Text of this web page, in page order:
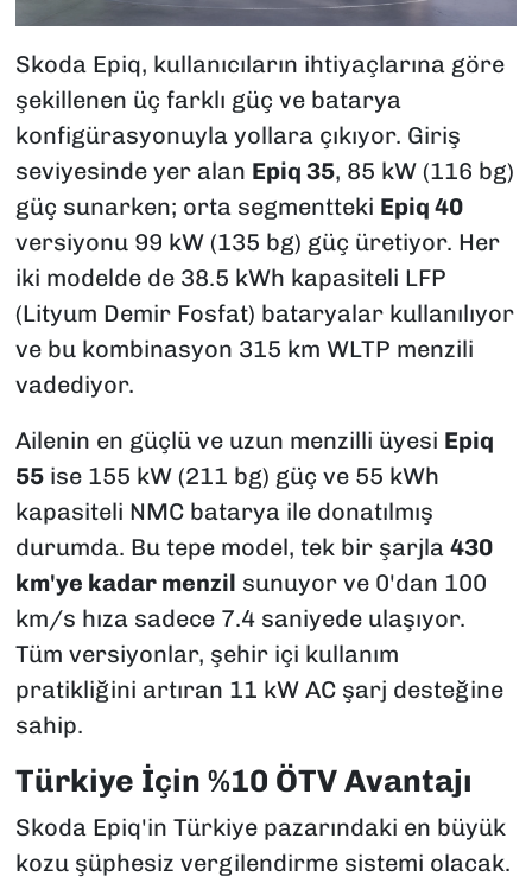
Skoda Epiq, kullanıcıların ihtiyaçlarına göre
şekillenen üç farklı güç ve batarya
konfigürasyonuyla yollara çıkıyor. Giriş
seviyesinde yer alan Epiq 35, 85 kW (116 bg)
güç sunarken; orta segmentteki Epiq 40
versiyonu 99 kW (135 bg) güç üretiyor. Her
iki modelde de 38.5 kWh kapasiteli LFP
(Lityum Demir Fosfat) bataryalar kullanılıyor
ve bu kombinasyon 315 km WLTP menzili
vadediyor.
Ailenin en güçlü ve uzun menzilli üyesi Epiq
55ise 155 kW (211 bg) güç ve 55 kWh
kapasiteli NMC batarya ile donatılmış
durumda. Bu tepe model, tek bir şarjla 430
km'ye kadar menzil sunuyor ve 0'dan 100
km/s hıza sadece 7.4 saniyede ulaşıyor.
Tüm versiyonlar, şehir içi kullanım
pratikliğini artıran 11 kW AC şarj desteğine
sahip.
Türkiye İçin %10 ÖTV Avantajı
Skoda Epiq'in Türkiye pazarındaki en büyük
kozu şüphesiz vergilendirme sistemi olacak.